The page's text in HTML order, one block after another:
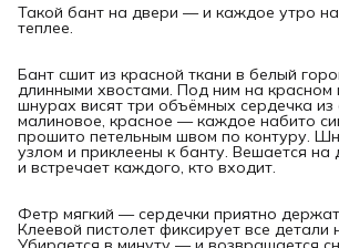
Такой бант на двери — и каждое утро
теплее.
Бант сшит из красной ткани в белый
длинными хвостами. Под ним на
шнурах висят три объёмных сердечка
малиновое, красное — каждое набито
прошито петельным швом по контуру.
узлом и приклеены к банту. Вешается
и встречает каждого, кто входит.
Фетр мягкий — сердечки приятно
Клеевой пистолет фиксирует все детали